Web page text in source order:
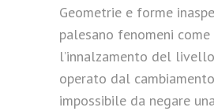
Geometrie e forme
palesano fenomeni come
l’innalzamento del
operato dal
impossibile da negare